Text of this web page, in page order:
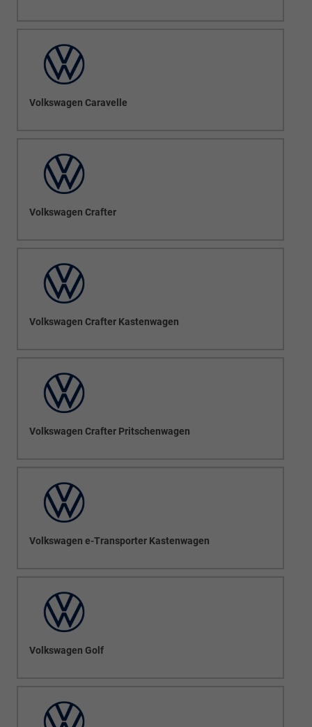
Volkswagen Caravelle
Volkswagen Crafter
Volkswagen Crafter Kastenwagen
Volkswagen Crafter Pritschenwagen
Volkswagen e-Transporter Kastenwagen
Volkswagen Golf